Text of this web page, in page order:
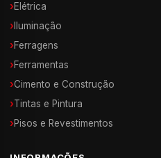
›Elétrica
› Iluminação
›Ferragens
›Ferramentas
›Cimento e Construção
›Tintas e Pintura
›Pisos e Revestimentos